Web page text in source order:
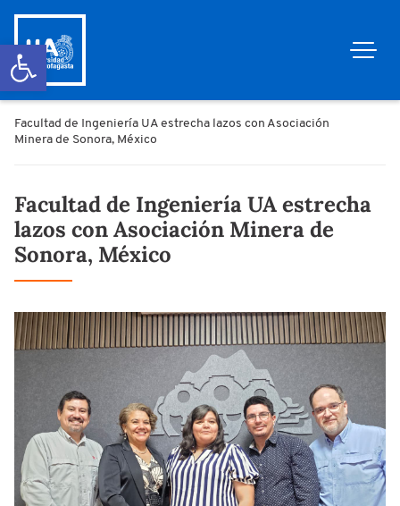
Abrir barra de herramientas
Facultad de Ingeniería UA estrecha lazos con Asociación
Minera de Sonora, México
Facultad de Ingeniería UA estrecha
lazos con Asociación Minera de
Sonora, México